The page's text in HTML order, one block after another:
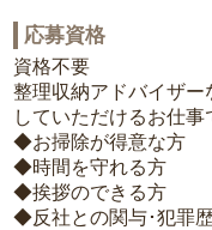
応募資格
資格不要
整理収納アドバイザ
していただけるお仕事
◆お掃除が得意な方
◆時間を守れる方
◆挨拶のできる方
◆反社との関与･犯罪